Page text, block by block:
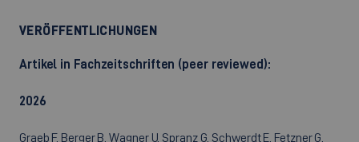
VERÖFFENTLICHUNGEN
Artikel in Fachzeitschriften (peer reviewed):
2026
Graeb F, Berger B, Wagner U, Spranz G, Schwerdt E, Fetzner G,